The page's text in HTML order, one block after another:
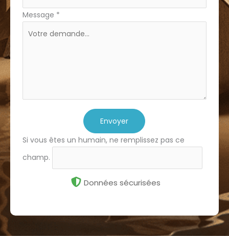
Message *
Envoyer
Si vous êtes un humain, ne remplissez pas ce
champ.
Données sécurisées